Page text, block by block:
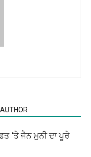
‘ਤੇ ਜੈਨ ਮੁਨੀ ਦਾ ਪੂਰੇ